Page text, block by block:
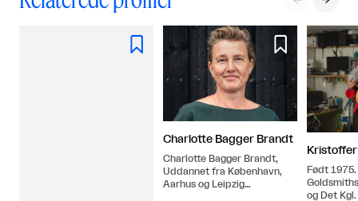
 
Charlotte Bagger Brandt
Charlotte Bagger Brandt,
Uddannet fra København,
Aarhus og Leipzig
Født
og Det